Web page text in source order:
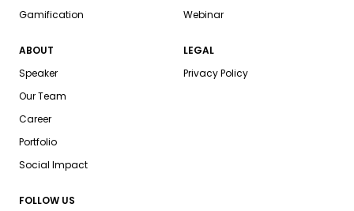
Gamification
FOLLOW US
Webinar
ABOUT
Speaker
Our Team
Career
Portfolio
Social Impact
LEGAL
Privacy Policy